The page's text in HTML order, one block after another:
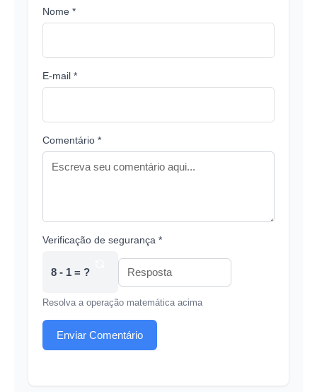
Nome *
E-mail *
Comentário *
Verificação de segurança *
8 - 1 = ?
Resolva a operação matemática acima
Enviar Comentário